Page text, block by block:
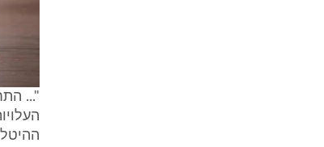
"...